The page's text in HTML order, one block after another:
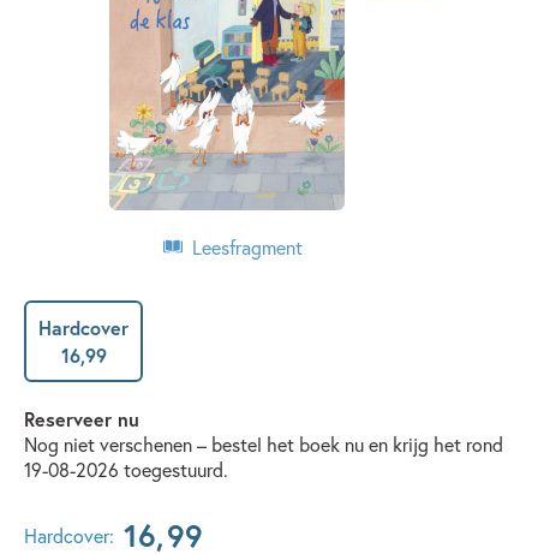
Leesfragment
Hardcover
16,99
Reserveer nu
Nog niet verschenen – bestel het boek nu en krijg het rond
19-08-2026 toegestuurd.
Hardcover: 16,99